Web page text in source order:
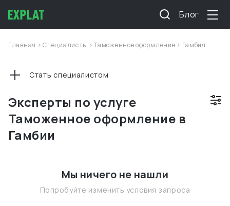
Блог
Главная >Специалисты >Таможенное оформление > Гамбия
Эксперты по услуге
Таможенное оформление в
Гамбии
Стать специалистом
Мы ничего не нашли
Попробуйте изменить условия запроса